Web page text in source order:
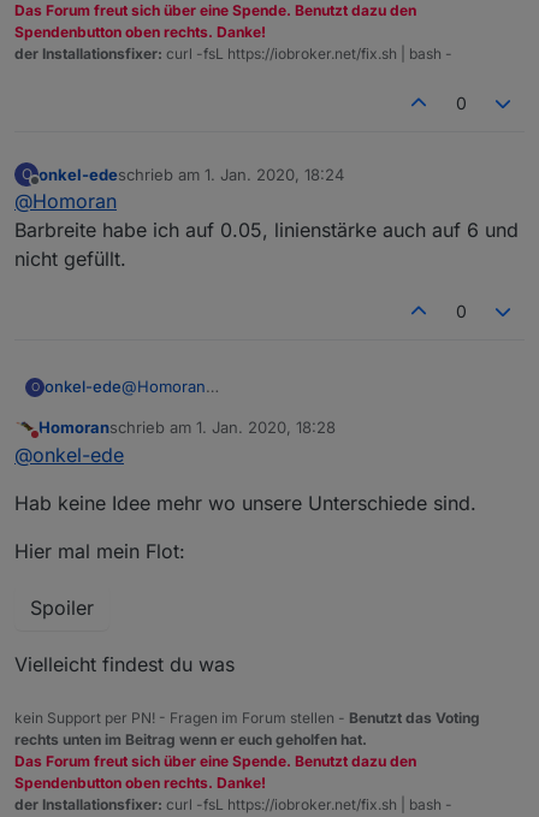
Das Forum freut sich über eine Spende. Benutzt dazu den
Spendenbutton oben rechts. Danke!
der Installationsfixer: curl -fsL https://iobroker.net/fix.sh | bash -
0
O
Offline
onkel-edeschrieb am 1. Jan. 2020, 18:24
zuletzt editiert von
@Homoran
Barbreite habe ich auf 0.05, linienstärke auch auf 6 und
nicht gefüllt.
0
O onkel-ede@Homoran
und nicht gefüllt.
Nicht stören
Homoranschrieb am 1. Jan. 2020, 18:28
zuletzt editiert von
@onkel-ede
Hab keine Idee mehr wo unsere Unterschiede sind.
Hier mal mein Flot:
Spoiler
Vielleicht findest du was
kein Support per PN! - Fragen im Forum stellen - Benutzt das Voting
rechts unten im Beitrag wenn er euch geholfen hat.
Das Forum freut sich über eine Spende. Benutzt dazu den
Spendenbutton oben rechts. Danke!
der Installationsfixer: curl -fsL https://iobroker.net/fix.sh | bash -